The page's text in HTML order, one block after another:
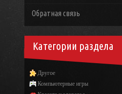
Обратная связь
Категории раздела
Другое
Компьютерные игры